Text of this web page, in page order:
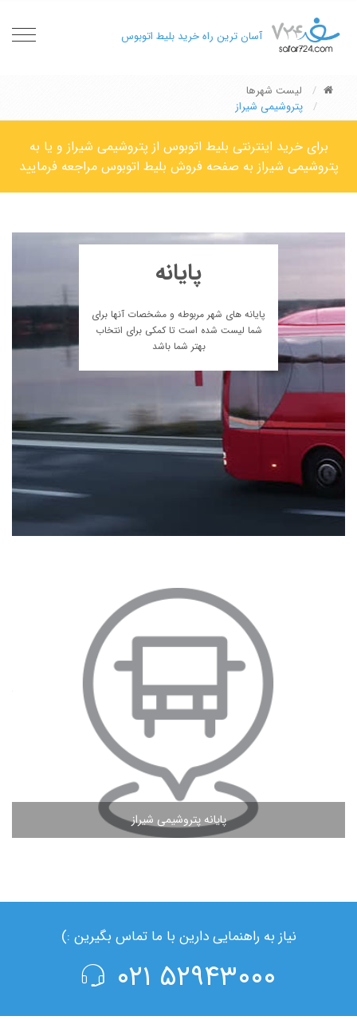
آسان ترین راه خرید بلیط اتوبوس
لیست شهرها
پتروشیمی شیراز
برای خرید اینترنتی بلیط اتوبوس از پتروشیمی شیراز و یا به
پتروشیمی شیراز به صفحه فروش بلیط اتوبوس مراجعه فرمایید
پایانه
پایانه های شهر مربوطه و مشخصات آنها برای
شما لیست شده است تا کمکی برای انتخاب
بهتر شما باشد
پایانه پتروشیمی شیراز
مشاهده ادامه مطلب
نیاز به راهنمایی دارین با ما تماس بگیرین :)
۵۲۹۴۳۰۰۰ ۰۲۱